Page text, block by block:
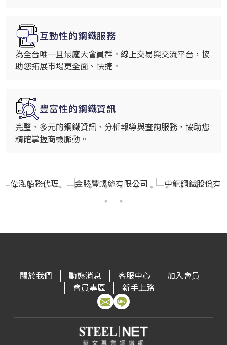
互動性的鋼鐵服務
為全台唯一且最龐大會員群。線上交易與交流平台，協
助您拓展市場更全面、快捷。
豐富性的鋼鐵資訊
完整、多元的鋼鐵資訊、分析報導與查詢服務，協助您
精確掌握商機脈動。
關於我們 動態消息 客服中心
加入會員
會員專區
新手上路